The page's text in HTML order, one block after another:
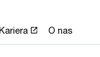
Kariera O nas